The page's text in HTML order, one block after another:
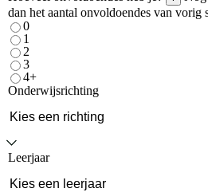
dan het aantal onvoldoendes van vorig
0
1
2
3
4+
Onderwijsrichting
Leerjaar